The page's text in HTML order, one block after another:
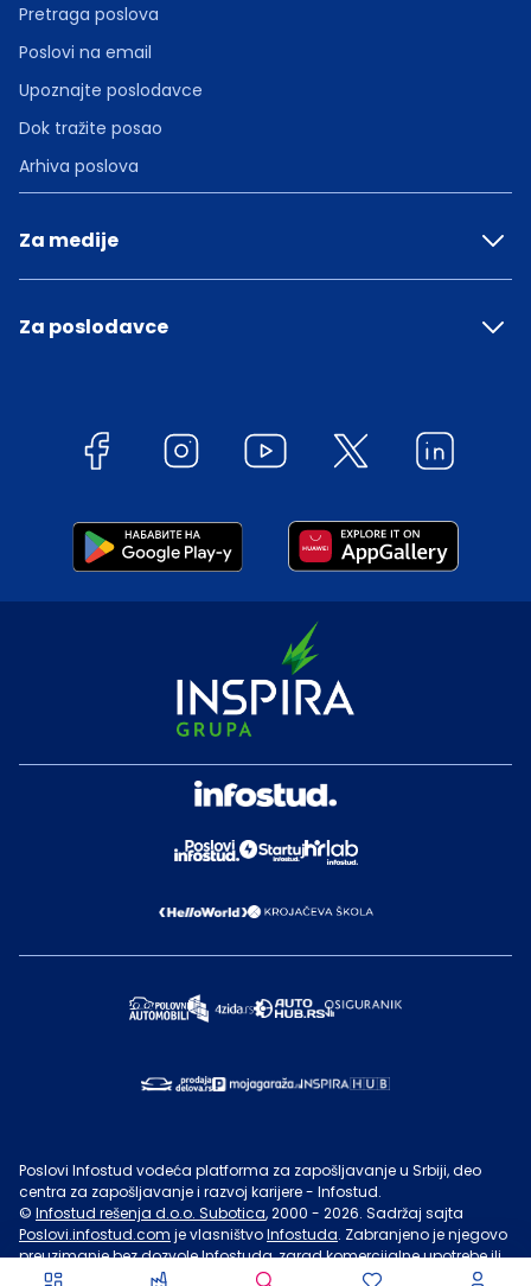
Pretraga poslova
Poslovi na email
Upoznajte poslodavce
Dok tražite posao
Arhiva poslova
Za medije
Za poslodavce
Poslovi Infostud vodeća platforma za zapošljavanje u Srbiji, deo
centra za zapošljavanje i razvoj karijere - Infostud.
© Infostud rešenja d.o.o. Subotica, 2000 - 2026. Sadržaj sajta
Poslovi.infostud.com je vlasništvoInfostuda. Zabranjeno je njegovo
preuzimanje bez dozvoleInfostuda, zarad komercijalne upotrebe ili
u druge svrhe, osim za lične potrebe posetilaca sajta.